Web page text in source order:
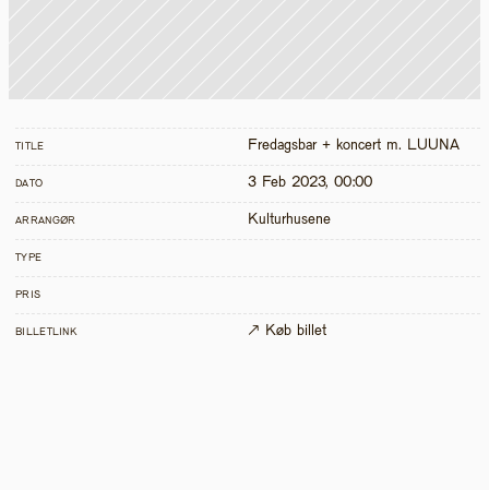
TITLE Fredagsbar + koncert m. LUUNA
DATO 3 Feb 2023, 00:00
ARRANGØR Kulturhusene
TYPE
PRIS
BILLETLINK ↗ Køb billet